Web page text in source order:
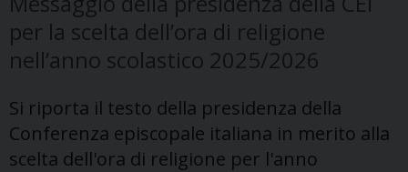
per la scelta dell’ora di religione
nell’anno scolastico 2025/2026
Si riporta il testo della presidenza della
Conferenza episcopale italiana in merito alla
scelta dell'ora di religione per l'anno